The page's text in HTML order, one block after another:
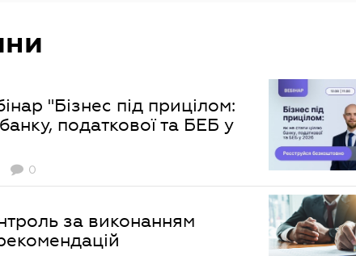
"Бізнес під прицілом:
податкової та БЕБ у
0
за виконанням